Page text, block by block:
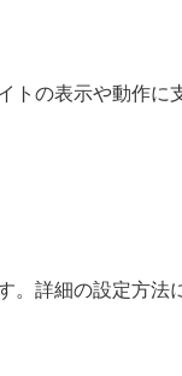
トの表示や動作に
。詳細の設定方法